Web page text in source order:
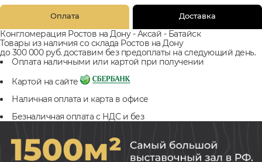
Оплата Доставка
Конгломерация Ростов на Дону - Аксай - Батайск
Товары из наличия со склада Ростов на Дону
до 300 000 руб. доставим без предоплаты на следующий день.
Оплата наличными или картой при получении
Картой на сайте
Наличная оплата и карта в офисе
Безналичная оплата с НДС и без